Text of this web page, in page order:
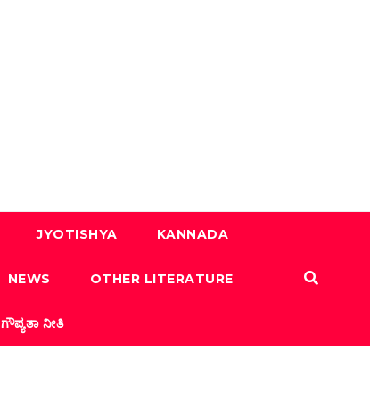
JYOTISHYA KANNADA
NEWS OTHER LITERATURE
ಗೌಪ್ಯತಾ ನೀತಿ